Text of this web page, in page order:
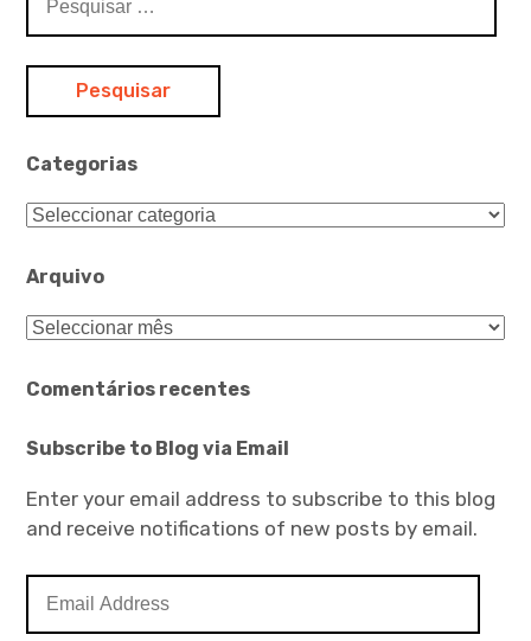
por:
Categorias
Categorias
Arquivo
Arquivo
Comentários recentes
Subscribe to Blog via Email
Enter your email address to subscribe to this blog
and receive notifications of new posts by email.
Address